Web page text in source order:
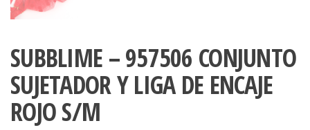
SUBBLIME – 957506 CONJUNTO
SUJETADOR Y LIGA DE ENCAJE
ROJO S/M